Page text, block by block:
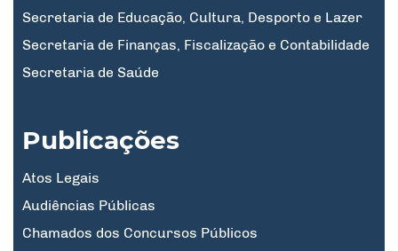
Secretaria de Educação, Cultura, Desporto e Lazer
Secretaria de Finanças, Fiscalização e Contabilidade
Secretaria de Saúde
Publicações
Atos Legais
Audiências Públicas
Chamados dos Concursos Públicos